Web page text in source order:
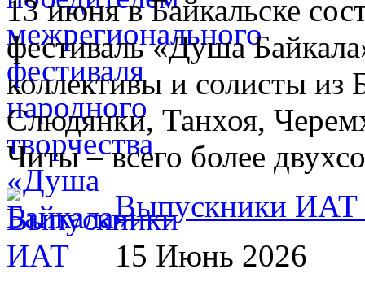
13 июня в Байкальске
фестиваль «Душа
коллективы и солисты из
Слюдянки, Танхоя,
Читы – всего более
Выпускники ИАТ
15 Июнь 2026